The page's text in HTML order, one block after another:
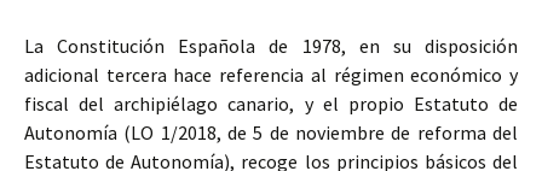
La Constitución Española de 1978, en su disposición
adicional tercera hace referencia al régimen económico y
fiscal del archipiélago canario, y el propio Estatuto de
Autonomía (LO 1/2018, de 5 de noviembre de reforma del
Estatuto de Autonomía), recoge los principios básicos del